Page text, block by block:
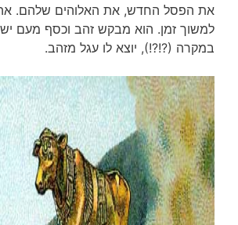
את הפסל החדש, את האלוהים שלהם.
למשוך זמן. הוא מבקש זהב וכסף מעם
במקרה (?!?!), יוצא לו עגל מזהב.